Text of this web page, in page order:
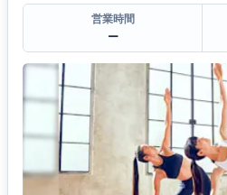
営業時間
ー